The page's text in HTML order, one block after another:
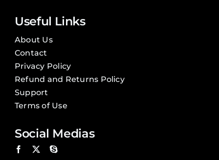
Useful Links
About Us
Contact
Privacy Policy
Refund and Returns Policy
Support
Terms of Use
Social Medias